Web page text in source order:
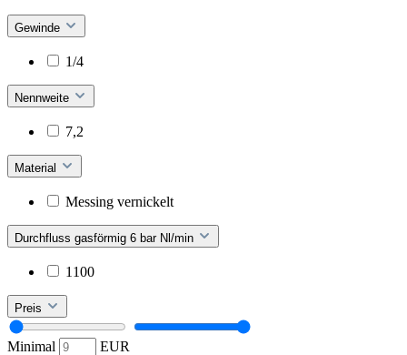
Gewinde
1/4
Nennweite
7,2
Material
Messing vernickelt
Durchfluss gasförmig 6 bar Nl/min
1100
Preis
Minimal
EUR